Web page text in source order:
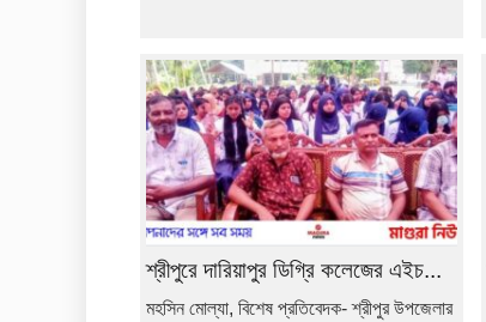
শ্রীপুরে দারিয়াপুর ডিগ্রি কলেজের এইচ...
মহসিন মোল্যা, বিশেষ প্রতিবেদক- শ্রীপুর উপজেলার